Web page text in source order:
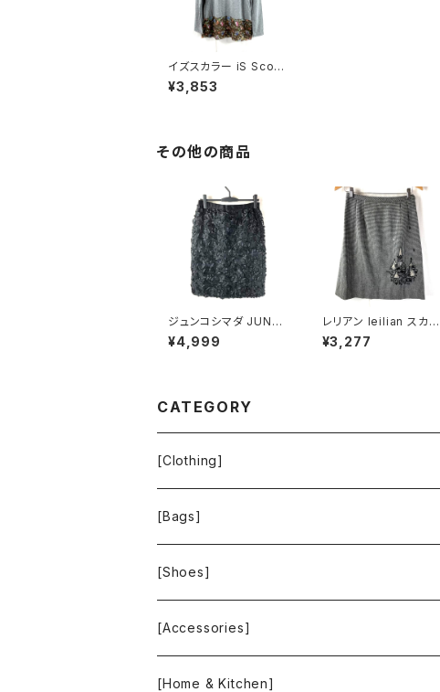
イズスカラー iS ScoLa
r カットソー レース付き
タグ付き グレー Mサイ
¥3,853
その他の商品
ジュンコシマダ JUNK
O SHIMADA スカート
リボン シースルー タグ
¥4,999
レリアン leilian スカー
ト 千鳥柄 刺繍 ビーズ
裏地付き スリット 黒系
¥3,277
CATEGORY
[Clothing]
Krochet Kids International
[Bags]
BAGGU
FOOD TEXTILE
INCASE
[Shoes]
TOMS
[Accessories]
ALEX AND ANI
[Home & Kitchen]